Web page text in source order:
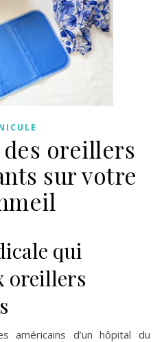
oreillers
sur votre
qui
oreillers